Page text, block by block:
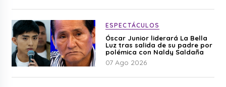
ESPECTÁCULOS
Óscar Junior liderará La Bella
Luz tras salida de su padre por
polémica con Naldy Saldaña
07 Ago 2026